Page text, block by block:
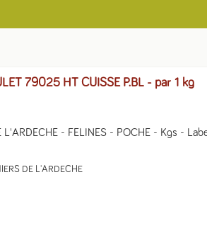
79025 HT CUISSE P.BL - par 1 kg
L'ARDECHE - FELINES - POCHE - Kgs -
DE L'ARDECHE